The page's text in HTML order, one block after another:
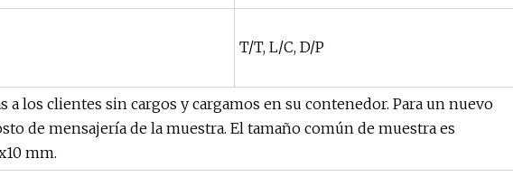
T/T, L/C, D/P
a los clientes sin cargos y cargamos en su contenedor. Para un nuevo
de mensajería de la muestra. El tamaño común de muestra es
mm.